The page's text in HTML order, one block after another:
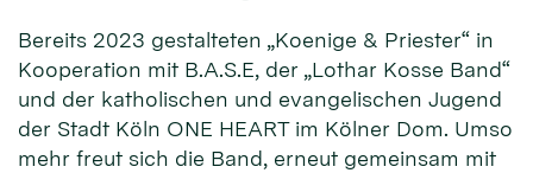
Bereits 2023 gestalteten „Koenige & Priester“ in
Kooperation mit B.A.S.E, der „Lothar Kosse Band“
und der katholischen und evangelischen Jugend
der Stadt Köln ONE HEART im Kölner Dom. Umso
mehr freut sich die Band, erneut gemeinsam mit